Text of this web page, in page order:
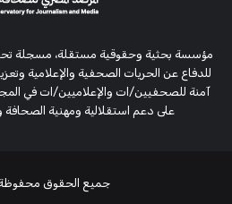
للدفاع عن الحريات الصحفية والإعلامية
آمنة للصحفيين/ات والإعلاميين/ات في
على دعم استقلالية ومهنية الصحافة
جميع الحقوق